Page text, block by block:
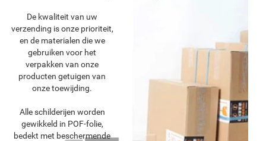
De kwaliteit van uw
verzending is onze prioriteit,
en de materialen die we
gebruiken voor het
verpakken van onze
producten getuigen van
onze toewijding.
Alle schilderijen worden
gewikkeld in POF-folie,
bedekt met beschermende